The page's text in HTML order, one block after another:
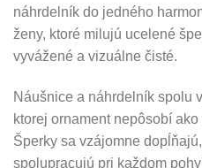
náhrdelník do jedného
ženy, ktoré milujú ucelené
vyvážené a vizuálne čisté.
Náušnice a náhrdelník spolu
ktorej ornament nepôsobí
Šperky sa vzájomne
spolupracujú pri každom